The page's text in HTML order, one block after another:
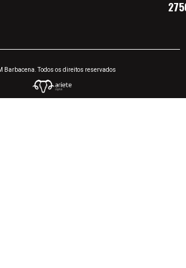
Barbacena. Todos os direitos reservados